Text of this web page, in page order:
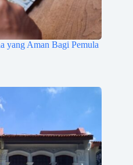
yang Aman Bagi Pemula